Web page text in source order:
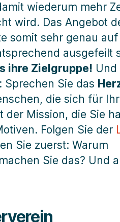
wiederum mehr
wird. Das Angebot
somit sehr genau auf
ausgefeilt
ihre Zielgruppe! Und
Sprechen Sie das
die sich für Ihr
Mission, die Sie
Folgen Sie der
Sie zuerst: Warum
Sie das? Und